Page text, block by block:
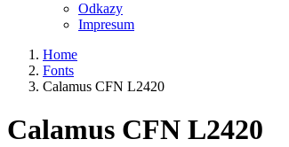
Odkazy
Impresum
Home
Fonts
Calamus CFN L2420
Calamus CFN L2420